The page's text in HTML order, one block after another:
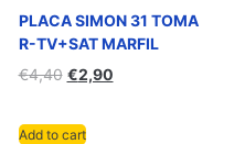
PLACA SIMON 31 TOMA
R-TV+SAT MARFIL
€4,40 €2,90
Add to cart